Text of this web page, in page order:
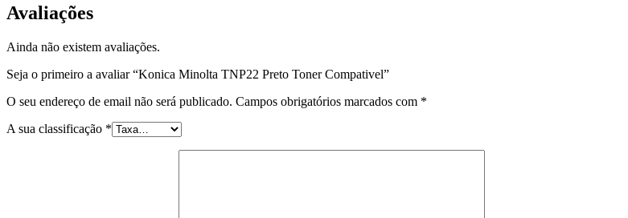
Avaliações
Ainda não existem avaliações.
Seja o primeiro a avaliar “Konica Minolta TNP22 Preto Toner Compativel”
O seu endereço de email não será publicado. Campos obrigatórios marcados com *
A sua classificação *